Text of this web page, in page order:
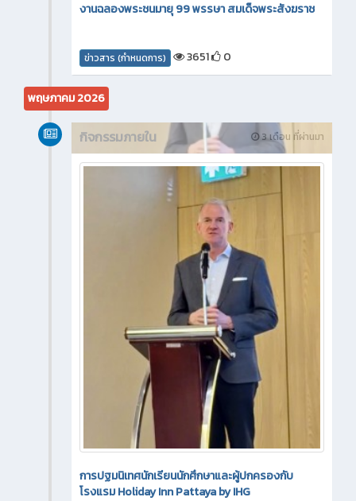
งานฉลองพระชนมายุ 99 พรรษา สมเด็จพระสังฆราช
ข่าวสาร (กำหนดการ) 3651 0
พฤษภาคม 2026
3 เดือน ที่ผ่านมา
กิจกรรมภายใน
การปฐมนิเทศนักเรียนนักศึกษาและผู้ปกครองกับ
โรงแรม Holiday Inn Pattaya by IHG